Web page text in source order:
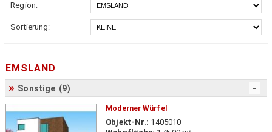
Region:
Sortierung:
EMSLAND
Sonstige (9)
Moderner Würfel
Objekt-Nr.: 1405010